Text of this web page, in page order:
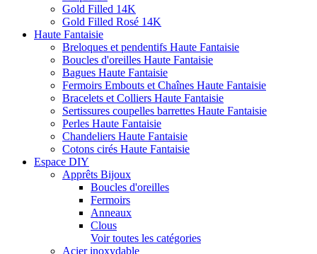
Gold Filled 14K
Gold Filled Rosé 14K
Haute Fantaisie
Breloques et pendentifs Haute Fantaisie
Boucles d'oreilles Haute Fantaisie
Bagues Haute Fantaisie
Fermoirs Embouts et Chaînes Haute Fantaisie
Bracelets et Colliers Haute Fantaisie
Sertissures coupelles barrettes Haute Fantaisie
Perles Haute Fantaisie
Chandeliers Haute Fantaisie
Cotons cirés Haute Fantaisie
Espace DIY
Apprêts Bijoux
Boucles d'oreilles
Fermoirs
Anneaux
Clous
Voir toutes les catégories
Acier inoxydable